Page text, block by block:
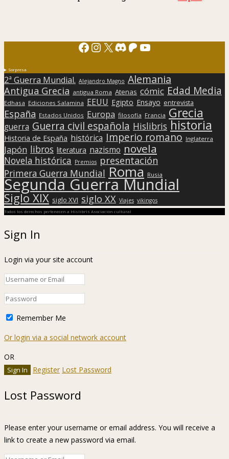
Facebook
Instagram
X Discord
Patreon
YouTube
Sorpresa
2ª Guerra Mundial. Alejandro Magno Alemania
Antigua Grecia antigua Roma Atenas cómic Edad Media
Edhasa Ediciones Salamina EEUU Egipto Ensayo entrevista
España Estados Unidos Europa filosofía Francia Grecia
guerra Guerra civil española Hislibris historia
Historia de España histórica Imperio romano Inglaterra
Japón libros literatura nazismo novela
Novela histórica Premios presentación
Primera Guerra Mundial Roma Rusia
Segunda Guerra Mundial
Siglo XIX siglo XVI siglo XX Viajes vikingos
Todos los derechos pertenecen a Hislibris Asociación cultural
Sign In
Login via your site account
Remember Me
Or login via a social network account
OR
Register Lost Password
Lost Password
Please enter your username or email address. You will receive a
link to create a new password via email.